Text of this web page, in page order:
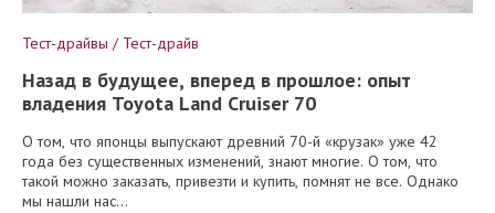
Тест-драйвы / Тест-драйв
Назад в будущее, вперед в прошлое: опыт
владения Toyota Land Cruiser 70
О том, что японцы выпускают древний 70-й «крузак» уже 42
года без существенных изменений, знают многие. О том, что
такой можно заказать, привезти и купить, помнят не все. Однако
мы нашли нас...